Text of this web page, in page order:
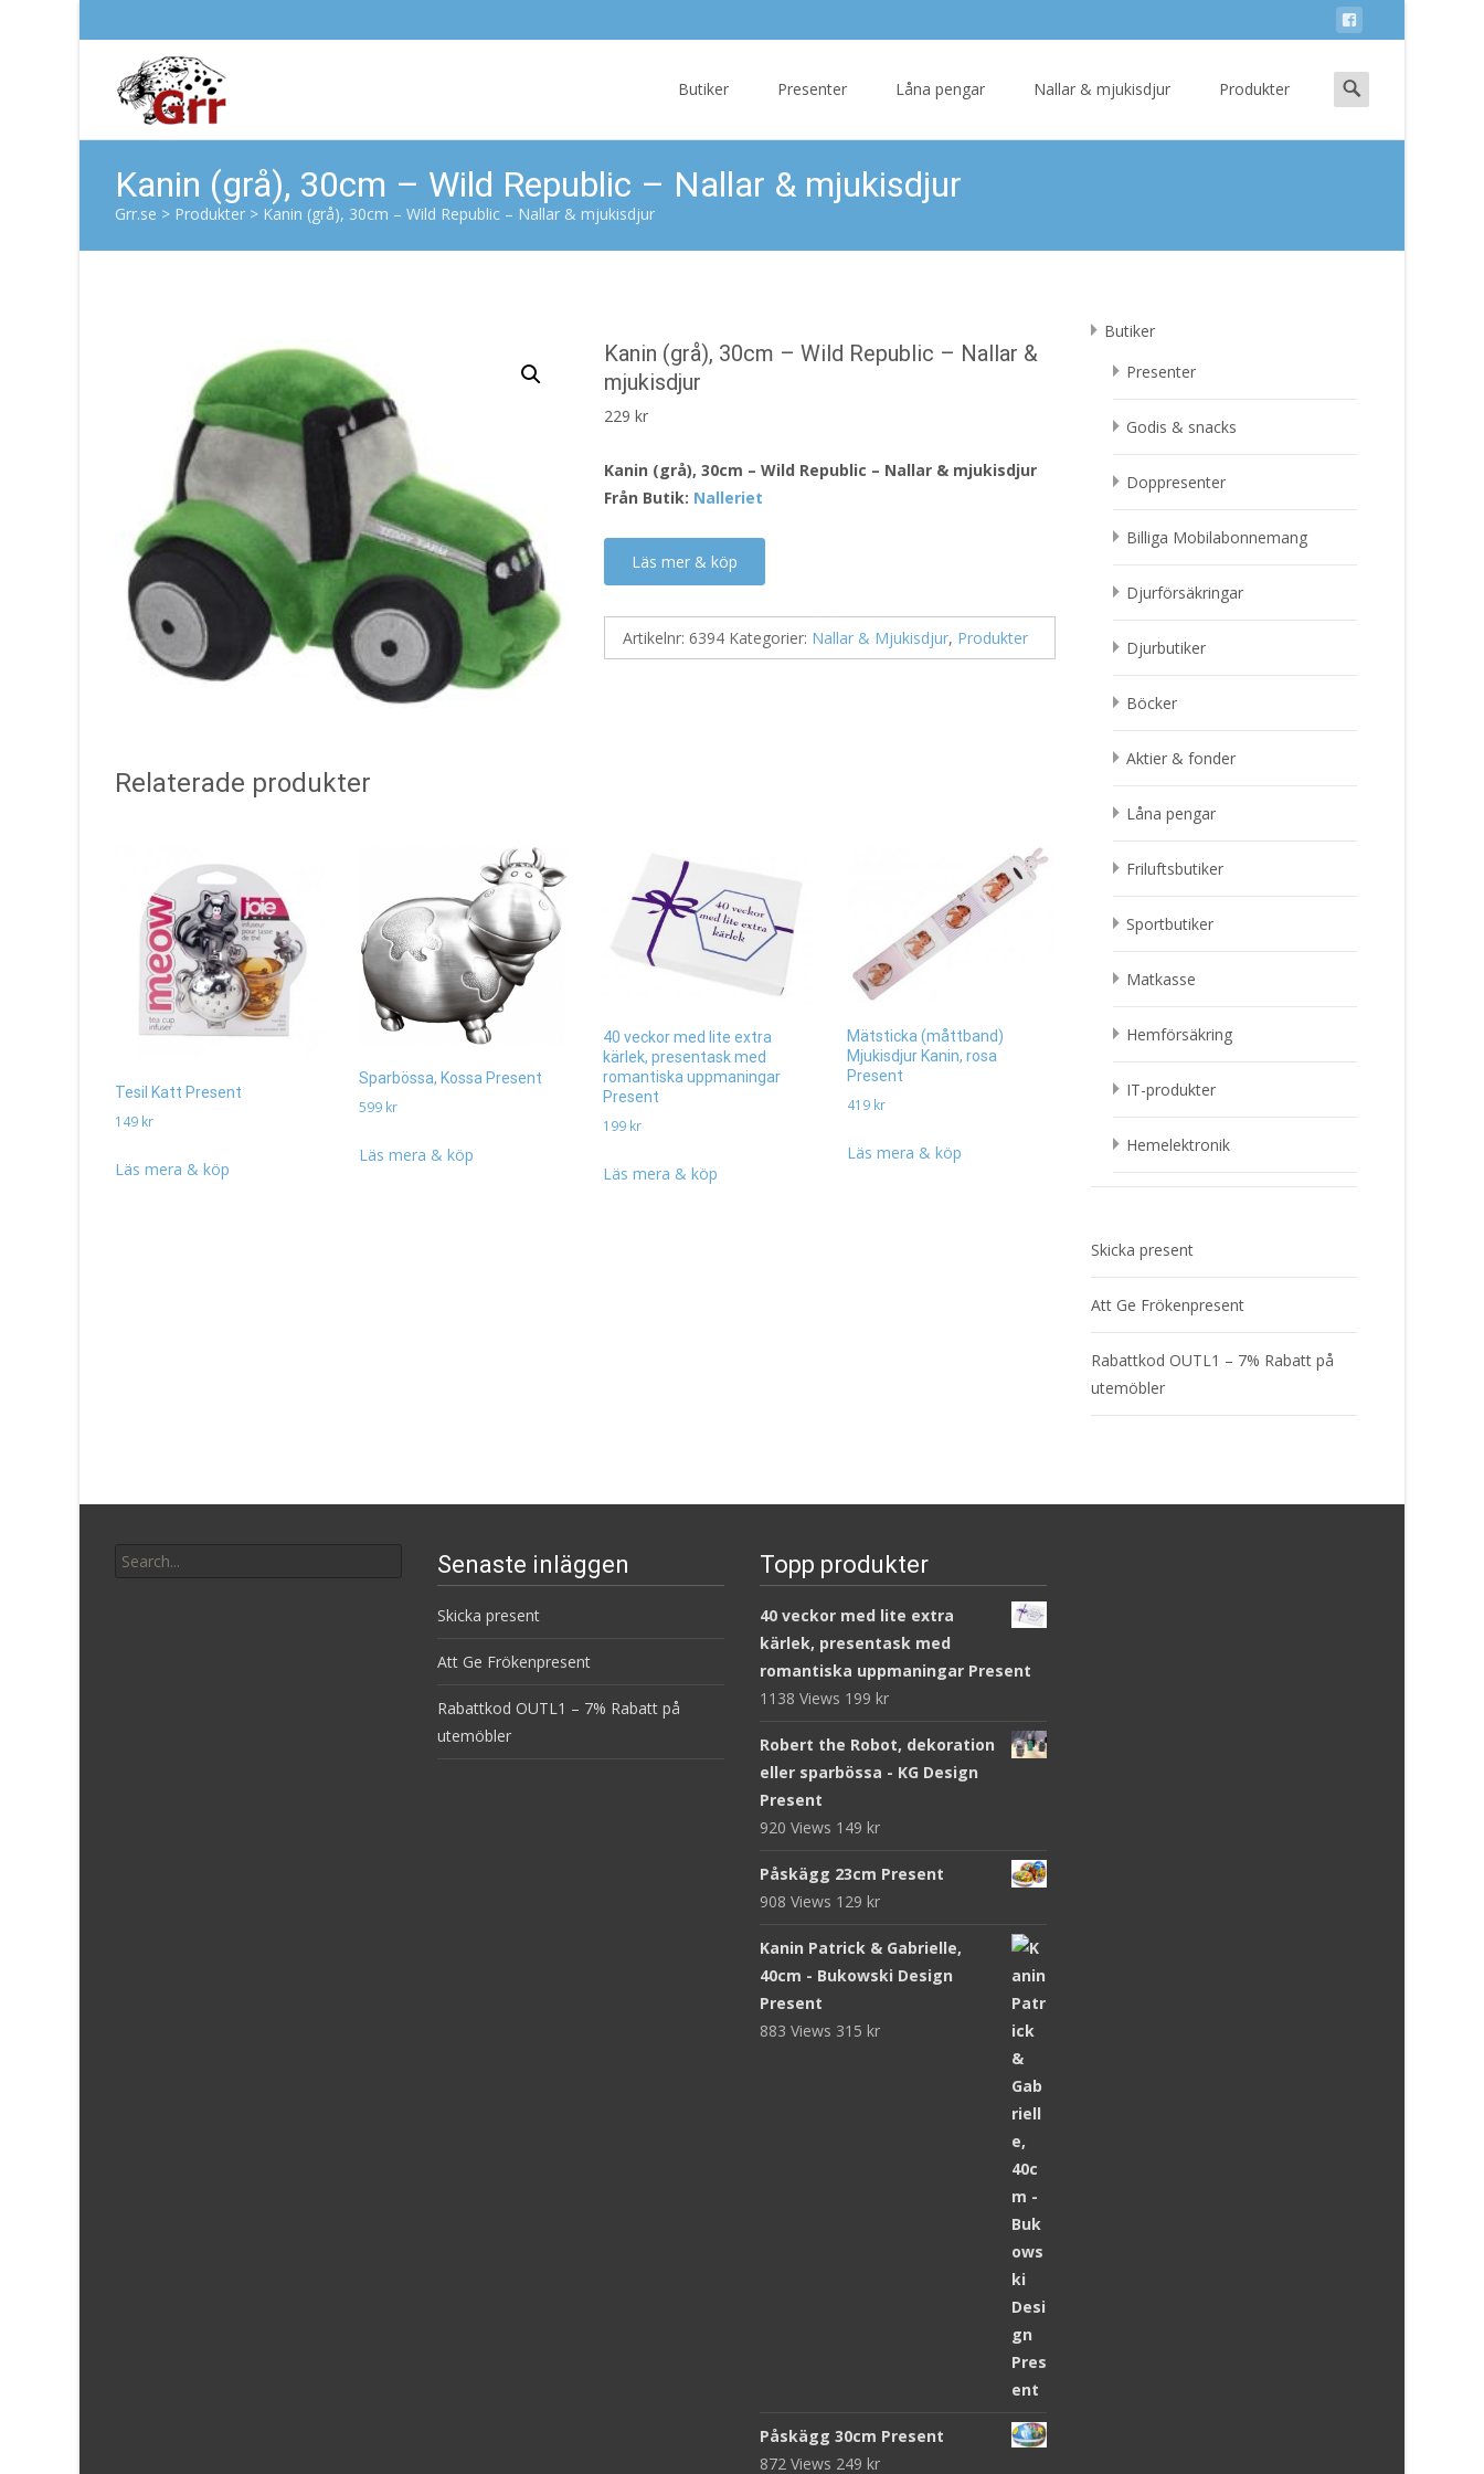
Butiker Presenter Låna pengar Nallar & mjukisdjur Produkter
Search
for:
Kanin (grå), 30cm – Wild Republic – Nallar & mjukisdjur
Grr.se > Produkter > Kanin (grå), 30cm – Wild Republic – Nallar & mjukisdjur
Kanin (grå), 30cm – Wild Republic – Nallar &
mjukisdjur
229kr
Kanin (grå), 30cm – Wild Republic – Nallar & mjukisdjur
Från Butik: Nalleriet
Läs mer & köp
Artikelnr:6394 Kategorier: Nallar & Mjukisdjur, Produkter
Relaterade produkter
Tesil Katt Present
149 kr
Läs mera & köp
Sparbössa, Kossa Present
599 kr
Läs mera & köp
40 veckor med lite extra
kärlek, presentask med
romantiska uppmaningar
Present
199 kr
Läs mera & köp
Mätsticka (måttband)
Mjukisdjur Kanin, rosa
Present
419 kr
Läs mera & köp
Robert the Robot, dekoration
eller sparbössa – KG Design
Present
149kr
Lilla Gubben, 30cm
399
Butiker
Presenter
Godis & snacks
Doppresenter
Billiga Mobilabonnemang
Djurförsäkringar
Djurbutiker
Böcker
Aktier & fonder
Låna pengar
Friluftsbutiker
Sportbutiker
Matkasse
Hemförsäkring
IT-produkter
Hemelektronik
Skicka present
Att Ge Frökenpresent
Rabattkod OUTL1 – 7% Rabatt på
utemöbler
for:
Senaste inläggen
Skicka present
Att Ge Frökenpresent
Rabattkod OUTL1 – 7% Rabatt på
utemöbler
Topp produkter
40 veckor med lite extra
kärlek, presentask med
romantiska uppmaningar Present
1138 Views 199 kr
Robert the Robot, dekoration
eller sparbössa - KG Design
Present
920 Views 149 kr
Påskägg 23cm Present
908 Views 129 kr
Kanin Patrick & Gabrielle,
40cm - Bukowski Design
Present
883 Views 315 kr
Påskägg 30cm Present
872 Views 249 kr